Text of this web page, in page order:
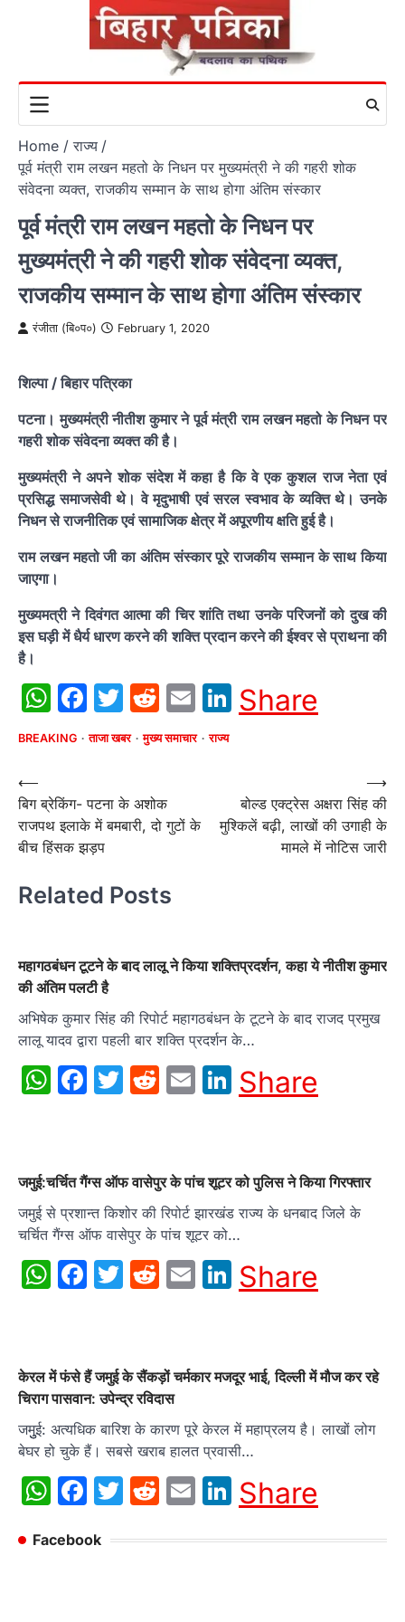
Home
राज्य
पूर्व मंत्री राम लखन महतो के निधन पर मुख्यमंत्री ने की गहरी शोक
संवेदना व्यक्त, राजकीय सम्मान के साथ होगा अंतिम संस्कार
पूर्व मंत्री राम लखन महतो के निधन पर
मुख्यमंत्री ने की गहरी शोक संवेदना व्यक्त,
राजकीय सम्मान के साथ होगा अंतिम संस्कार
रंजीता (बि०प०) February 1, 2020
शिल्पा / बिहार पत्रिका
पटना। मुख्यमंत्री नीतीश कुमार ने पूर्व मंत्री राम लखन महतो के निधन पर
गहरी शोक संवेदना व्यक्त की है।
मुख्यमंत्री ने अपने शोक संदेश में कहा है कि वे एक कुशल राज नेता एवं
प्रसिद्ध समाजसेवी थे। वे मृदुभाषी एवं सरल स्वभाव के व्यक्ति थे। उनके
निधन से राजनीतिक एवं सामाजिक क्षेत्र में अपूरणीय क्षति हुई है।
राम लखन महतो जी का अंतिम संस्कार पूरे राजकीय सम्मान के साथ किया
जाएगा।
मुख्यमत्री ने दिवंगत आत्मा की चिर शांति तथा उनके परिजनों को दुख की
इस घड़ी में धैर्य धारण करने की शक्ति प्रदान करने की ईश्वर से प्राथना की
है।
WhatsApp
Facebook
Twitter
Reddit
EmailLinkedIn
Share
BREAKING ताजा खबर मुख्य समाचार राज्य
Post
navigation
⟵
बिग ब्रेकिंग- पटना के अशोक
राजपथ इलाके में बमबारी, दो गुटों के
बीच हिंसक झड़प
बोल्ड एक्ट्रेस अक्षरा सिंह की
मुश्किलें बढ़ी, लाखों की उगाही के
मामले में नोटिस जारी
⟶
Related Posts
महागठबंधन टूटने के बाद लालू ने किया शक्तिप्रदर्शन, कहा ये नीतीश कुमार
की अंतिम पलटी है
अभिषेक कुमार सिंह की रिपोर्ट महागठबंधन के टूटने के बाद राजद प्रमुख
लालू यादव द्वारा पहली बार शक्ति प्रदर्शन के…
WhatsApp
Facebook
Twitter
Reddit
EmailLinkedIn
Share
जमुई:चर्चित गैंग्स ऑफ वासेपुर के पांच शूटर को पुलिस ने किया गिरफ्तार
जमुई से प्रशान्त किशोर की रिपोर्ट झारखंड राज्य के धनबाद जिले के
चर्चित गैंग्स ऑफ वासेपुर के पांच शूटर को…
WhatsApp
Facebook
Twitter
Reddit
EmailLinkedIn
Share
केरल में फंसे हैं जमुई के सैंकड़ों चर्मकार मजदूर भाई, दिल्ली में मौज कर रहे
चिराग पासवान: उपेन्द्र रविदास
जमुुुई: अत्यधिक बारिश के कारण पूरे केरल में महाप्रलय है। लाखों लोग
बेघर हो चुके हैं। सबसे खराब हालत प्रवासी…
WhatsApp
Facebook
Twitter
Reddit
EmailLinkedIn
Share
Facebook